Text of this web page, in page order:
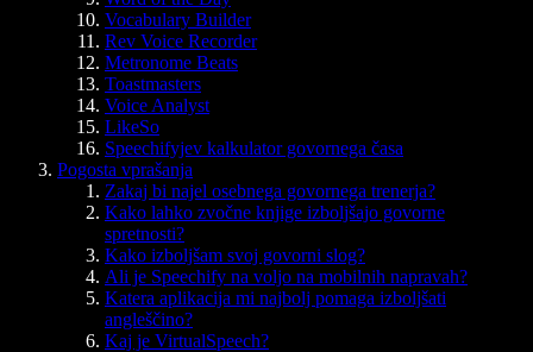
Vocabulary Builder
Rev Voice Recorder
Metronome Beats
Toastmasters
Voice Analyst
LikeSo
Speechifyjev kalkulator govornega časa
Pogosta vprašanja
Zakaj bi najel osebnega govornega trenerja?
Kako lahko zvočne knjige izboljšajo govorne
spretnosti?
Kako izboljšam svoj govorni slog?
Ali je Speechify na voljo na mobilnih napravah?
Katera aplikacija mi najbolj pomaga izboljšati
angleščino?
Kaj je VirtualSpeech?